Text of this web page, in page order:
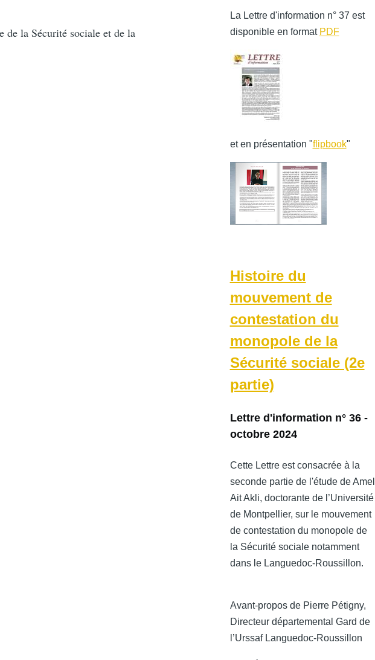
de la Sécurité sociale et de la
La Lettre d'information n° 37 est
disponible en format PDF
et en présentation "flipbook"
Histoire du
mouvement de
contestation du
monopole de la
Sécurité sociale (2e
partie)
Lettre d'information n° 36 -
octobre 2024
Cette Lettre est consacrée à la
seconde partie de l'étude de Amel
Ait Akli, doctorante de l’Université
de Montpellier, sur le mouvement
de contestation du monopole de
la Sécurité sociale notamment
dans le Languedoc-Roussillon.
Avant-propos de Pierre Pétigny,
Directeur départemental Gard de
l’Urssaf Languedoc-Roussillon